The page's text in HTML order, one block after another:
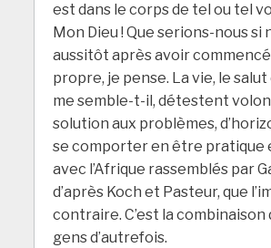
est dans le corps de tel ou tel
Mon Dieu ! Que serions-nous
aussitôt après avoir
propre, je pense. La vie, le
me semble-t-il, détestent
solution aux problèmes,
se comporter en être pratique
avec l’Afrique rassemblés par
d’après Koch et Pasteur, que
contraire. C’est la
gens d’autrefois.